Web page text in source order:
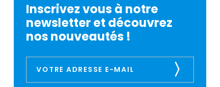
Inscrivez vous à notre
newsletter et découvrez
nos nouveautés !